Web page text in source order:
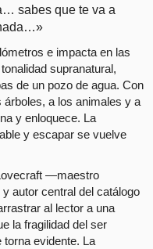
sabes que te va a
e impacta en las
supranatural,
de un pozo de agua. Con
árboles, a los animales y a
y enloquece. La
y escapar se vuelve
—maestro
autor central del catálogo
al lector a una
la fragilidad del ser
torna evidente. La